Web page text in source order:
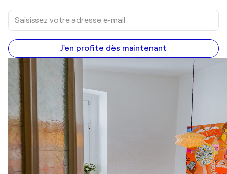
J'en profite dès maintenant